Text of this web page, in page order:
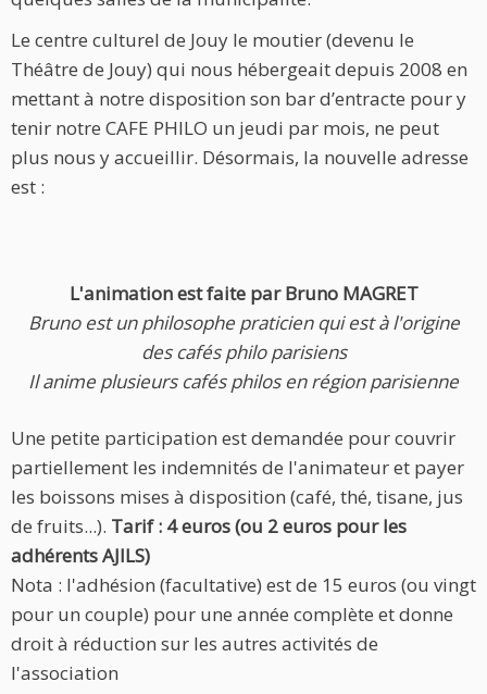
Le centre culturel de Jouy le moutier (devenu le
Théâtre de Jouy) qui nous hébergeait depuis 2008 en
mettant à notre disposition son bar d’entracte pour y
tenir notre CAFE PHILO un jeudi par mois, ne peut
plus nous y accueillir. Désormais, la nouvelle adresse
est :
L'animation est faite par Bruno MAGRET
Bruno est un philosophe praticien qui est à l'origine
des cafés philo parisiens
Il anime plusieurs cafés philos en région parisienne
Une petite participation est demandée pour couvrir
partiellement les indemnités de l'animateur et payer
les boissons mises à disposition (café, thé, tisane, jus
de fruits...). Tarif : 4 euros (ou 2 euros pour les
adhérents AJILS)
Nota : l'adhésion (facultative) est de 15 euros (ou vingt
pour un couple) pour une année complète et donne
droit à réduction sur les autres activités de
l'association